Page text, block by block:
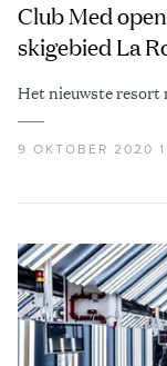
Club Med
skigebied La
Het nieuwste resort
9 OKTOBER 2020